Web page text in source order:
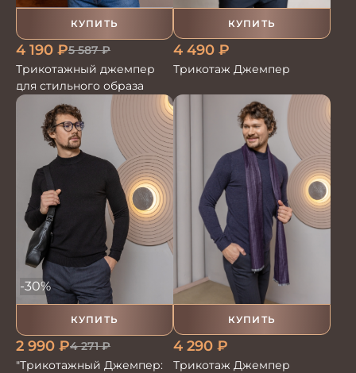
КУПИТЬ
4 190 ₽5 587₽
Трикотажный джемпер
для стильного образа
КУПИТЬ
4 490 ₽
Трикотаж Джемпер
КУПИТЬ
-30%
2 990 ₽4 271₽
"Трикотажный Джемпер:
КУПИТЬ
4 290 ₽
Трикотаж Джемпер